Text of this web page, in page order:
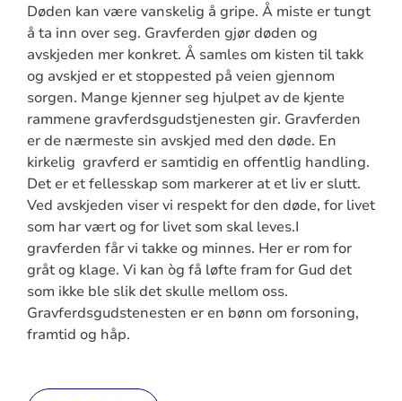
Døden kan være vanskelig å gripe. Å miste er tungt
å ta inn over seg. Gravferden gjør døden og
avskjeden mer konkret. Å samles om kisten til takk
og avskjed er et stoppested på veien gjennom
sorgen. Mange kjenner seg hjulpet av de kjente
rammene gravferdsgudstjenesten gir. Gravferden
er de nærmeste sin avskjed med den døde. En
kirkelig gravferd er samtidig en offentlig handling.
Det er et fellesskap som markerer at et liv er slutt.
Ved avskjeden viser vi respekt for den døde, for livet
som har vært og for livet som skal leves.I
gravferden får vi takke og minnes. Her er rom for
gråt og klage. Vi kan òg få løfte fram for Gud det
som ikke ble slik det skulle mellom oss.
Gravferdsgudstenesten er en bønn om forsoning,
framtid og håp.